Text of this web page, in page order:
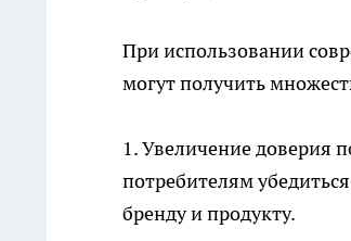
При использовании
могут получить
1. Увеличение доверия
потребителям
бренду и продукту.